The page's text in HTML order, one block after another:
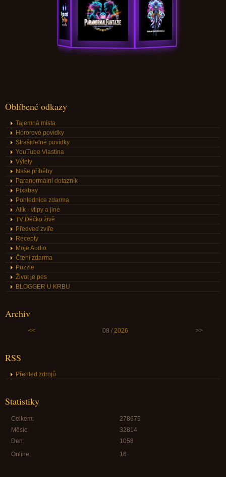
Oblíbené odkazy
Tajemná místa
Hororové povídky
Strašidelné povídky
YouTube Vlastina
Výlety
Naše příběhy
Paranormální dotazník
Pixabay
Pohlednice zdarma
Alík - vtipy a jiné
TV Déčko živě
Předveď zvíře
Recepty
Moje Audio
Čtení zdarma
Puzzle
Život je pes
BLOGGER U KRBU
Archiv
<< 08 / 2026 >>
RSS
Přehled zdrojů
Statistiky
Online: 16
Celkem:
278675
Měsíc:
32814
Den:
1058